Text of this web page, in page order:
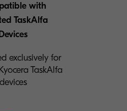
with
TaskAlfa
Devices
exclusively for
TaskAlfa
devices